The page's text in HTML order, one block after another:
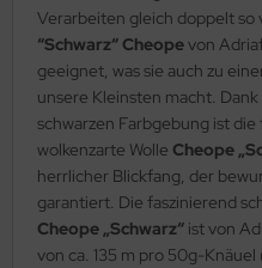
Verarbeiten gleich doppelt so
“Schwarz“ Cheopevon
geeignet, was sie auch zu
unsere Kleinsten macht.
schwarzen Farbgebung ist
wolkenzarte Wolle Cheope
herrlicher Blickfang, der
garantiert. Die faszinierend
Cheope „Schwarz“ ist von
von ca. 135 m pro 50g-